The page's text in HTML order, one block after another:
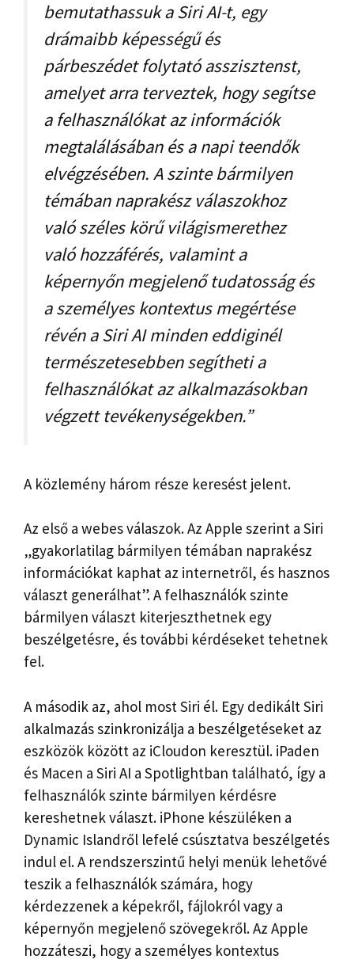
bemutathassuk a Siri AI-t, egy
drámaibb képességű és
párbeszédet folytató asszisztenst,
amelyet arra terveztek, hogy segítse
a felhasználókat az információk
megtalálásában és a napi teendők
elvégzésében. A szinte bármilyen
témában naprakész válaszokhoz
való széles körű világismerethez
való hozzáférés, valamint a
képernyőn megjelenő tudatosság és
a személyes kontextus megértése
révén a Siri AI minden eddiginél
természetesebben segítheti a
felhasználókat az alkalmazásokban
végzett tevékenységekben.”
A közlemény három része keresést jelent.
Az első a webes válaszok. Az Apple szerint a Siri
„gyakorlatilag bármilyen témában naprakész
információkat kaphat az internetről, és hasznos
választ generálhat”. A felhasználók szinte
bármilyen választ kiterjeszthetnek egy
beszélgetésre, és további kérdéseket tehetnek
fel.
A második az, ahol most Siri él. Egy dedikált Siri
alkalmazás szinkronizálja a beszélgetéseket az
eszközök között az iCloudon keresztül. iPaden
és Macen a Siri AI a Spotlightban található, így a
felhasználók szinte bármilyen kérdésre
kereshetnek választ. iPhone készüléken a
Dynamic Islandről lefelé csúsztatva beszélgetés
indul el. A rendszerszintű helyi menük lehetővé
teszik a felhasználók számára, hogy
kérdezzenek a képekről, fájlokról vagy a
képernyőn megjelenő szövegekről. Az Apple
hozzáteszi, hogy a személyes kontextus